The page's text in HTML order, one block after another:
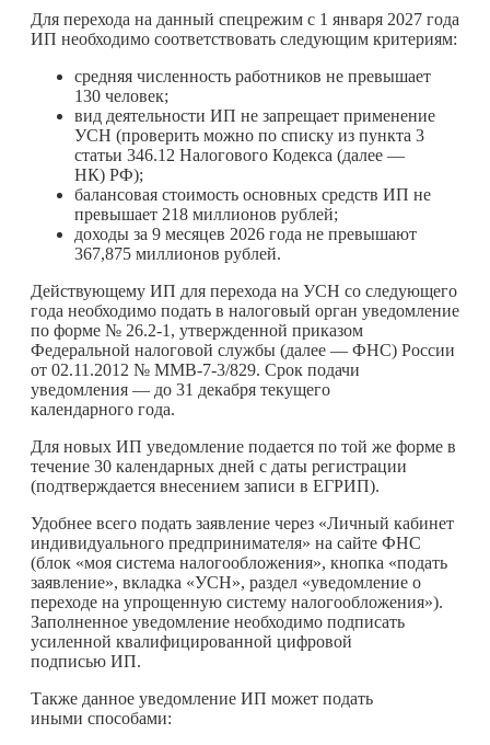
Для перехода на данный спецрежим с 1 января 2027 года
ИП необходимо соответствовать следующим критериям:
средняя численность работников не превышает
130 человек;
вид деятельности ИП не запрещает применение
УСН (проверить можно по списку из пункта 3
статьи 346.12 Налогового Кодекса (далее —
НК) РФ);
балансовая стоимость основных средств ИП не
превышает 218 миллионов рублей;
доходы за 9 месяцев 2026 года не превышают
367,875 миллионов рублей.
Действующему ИП для перехода на УСН со следующего
года необходимо подать в налоговый орган уведомление
по форме № 26.2-1, утвержденной приказом
Федеральной налоговой службы (далее — ФНС) России
от 02.11.2012 № ММВ-7-3/829. Срок подачи
уведомления — до 31 декабря текущего
календарного года.
Для новых ИП уведомление подается по той же форме в
течение 30 календарных дней с даты регистрации
(подтверждается внесением записи в ЕГРИП).
Удобнее всего подать заявление через «Личный кабинет
индивидуального предпринимателя» на сайте ФНС
(блок «моя система налогообложения», кнопка «подать
заявление», вкладка «УСН», раздел «уведомление о
переходе на упрощенную систему налогообложения»).
Заполненное уведомление необходимо подписать
усиленной квалифицированной цифровой
подписью ИП.
Также данное уведомление ИП может подать
иными способами: